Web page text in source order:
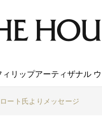
ィリップアーティザナル
ート氏よりメッセージ